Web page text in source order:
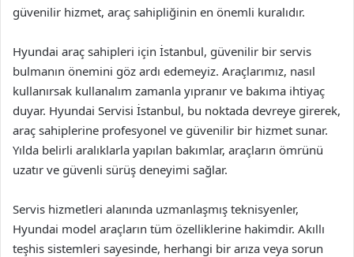
güvenilir hizmet, araç sahipliğinin en önemli kuralıdır.
Hyundai araç sahipleri için İstanbul, güvenilir bir servis
bulmanın önemini göz ardı edemeyiz. Araçlarımız, nasıl
kullanırsak kullanalım zamanla yıpranır ve bakıma ihtiyaç
duyar. Hyundai Servisi İstanbul, bu noktada devreye girerek,
araç sahiplerine profesyonel ve güvenilir bir hizmet sunar.
Yılda belirli aralıklarla yapılan bakımlar, araçların ömrünü
uzatır ve güvenli sürüş deneyimi sağlar.
Servis hizmetleri alanında uzmanlaşmış teknisyenler,
Hyundai model araçların tüm özelliklerine hakimdir. Akıllı
teşhis sistemleri sayesinde, herhangi bir arıza veya sorun